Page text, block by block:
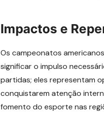
Impactos e
Os campeonatos
significar o impulso
partidas; eles representam
conquistarem atenção
fomento do esporte nas